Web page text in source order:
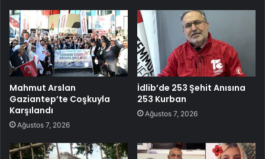
Mahmut Arslan
Gaziantep’te Coşkuyla
Karşılandı
Ağustos 7, 2026
İdlib’de 253 Şehit Anısına
253 Kurban
Ağustos 7, 2026